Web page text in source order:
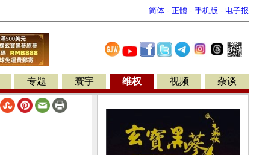
简体 - 正體 - 手机版 - 电子报
专题 寰宇 维权 视频 杂谈